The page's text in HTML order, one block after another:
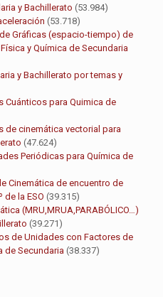
y Bachillerato (53.984)
(53.718)
Gráficas (espacio-tiempo) de
y Química de Secundaria
y Bachillerato por temas y
Cuánticos para Quimica de
de cinemática vectorial para
(47.624)
Periódicas para Química de
Cinemática de encuentro de
la ESO (39.315)
(MRU,MRUA,PARABÓLICO…)
(39.271)
de Unidades con Factores de
de Secundaria (38.337)